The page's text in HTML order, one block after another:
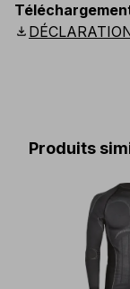
Scandinavian: S
download
Produits